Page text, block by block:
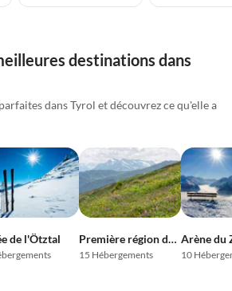
destinations dans
dans Tyrol et découvrez ce qu'elle a
de l'Ötztal Première région de vacances du Zillertal
15 Hébergements
Arène du
10